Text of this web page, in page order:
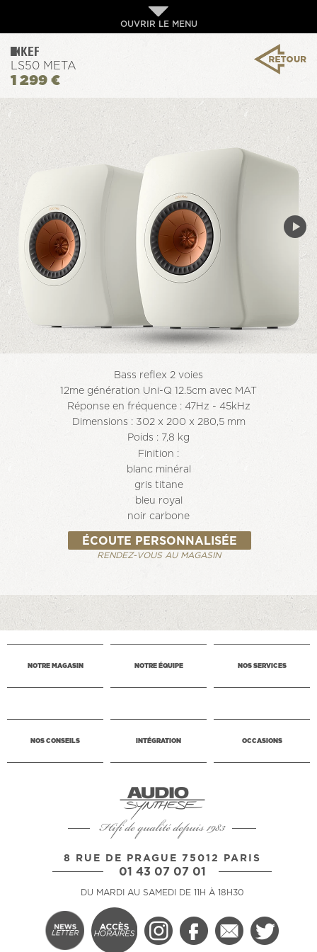
OUVRIR LE MENU
LS50 META
1 299 €
Bass reflex 2 voies
12me génération Uni-Q 12.5cm avec MAT
Réponse en fréquence : 47Hz - 45kHz
Dimensions : 302 x 200 x 280,5 mm
Poids : 7,8 kg
Finition :
blanc minéral
gris titane
bleu royal
noir carbone
ÉCOUTE PERSONNALISÉE
RENDEZ-VOUS AU MAGASIN
NOTRE MAGASIN NOTRE ÉQUIPE NOS SERVICES
NOS CONSEILS INTÉGRATION OCCASIONS
Hifi de qualité depuis 1983
8 RUE DE PRAGUE 75012 PARIS
01 43 07 07 01
DU MARDI AU SAMEDI DE 11H À 18H30